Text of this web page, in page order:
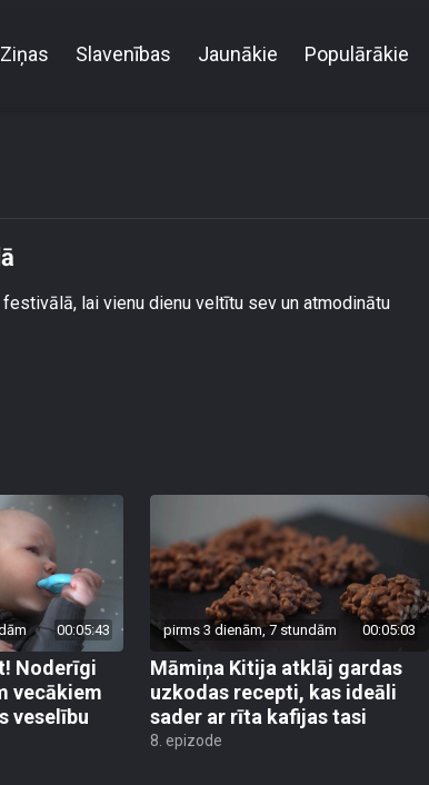
Slavenības Jaunākie Populārākie
lai vienu dienu veltītu sev un atmodinātu
00:05:43
Noderīgi
vecākiem
veselību
pirms 3 dienām, 7 stundām 00:05:03
Māmiņa Kitija atklāj gardas
uzkodas recepti, kas ideāli
sader ar rīta kafijas tasi
8. epizode